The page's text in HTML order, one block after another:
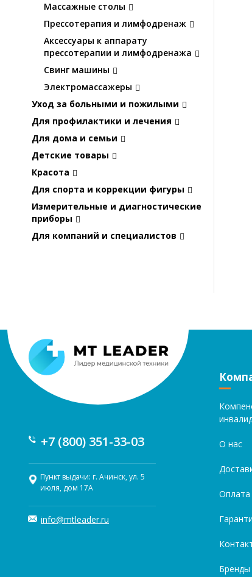
Массажные столы
Прессотерапия и лимфодренаж
Аксессуары к аппарату
прессотерапии и лимфодренажа
Свинг машины
Электромассажеры
Уход за больными и пожилыми
Для профилактики и лечения
Для дома и семьи
Детские товары
Красота
Для спорта и коррекции фигуры
Измерительные и диагностические
приборы
Для компаний и специалистов
+7 (800) 351-33-03
Пункт выдачи: г. Ачинск, ул. 5
июля, дом 17А
info@mtleader.ru
О нас
Оплата
Бренды